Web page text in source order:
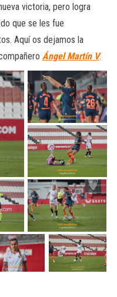
victoria, pero logra
que se les fue
Aquí os dejamos la
Ángel Martín V.